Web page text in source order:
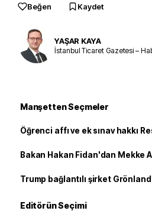
Beğen Kaydet
YAŞAR KAYA
İstanbul Ticaret Gazetesi –
Manşetten Seçmeler
Öğrenci affı ve ek sınav hakkı
Bakan Hakan Fidan'dan Mekke
Trump bağlantılı şirket
Editörün Seçimi